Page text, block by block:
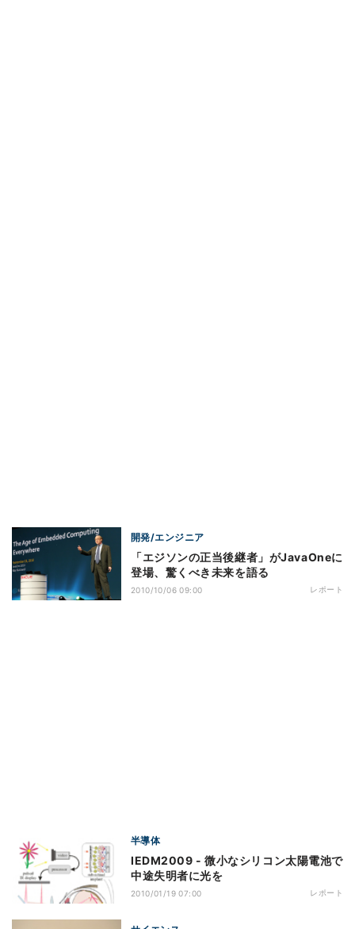
開発/エンジニア
「エジソンの正当後継者」がJavaOneに
登場、驚くべき未来を語る
2010/10/06 09:00 レポート
半導体
IEDM2009 - 微小なシリコン太陽電池で
中途失明者に光を
2010/01/19 07:00 レポート